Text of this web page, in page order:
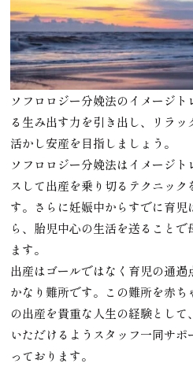
ソフロロジー分娩法のイメージ
る生み出す力を引き出し、リラ
活かし安産を目指しましょう。
ソフロロジー分娩法はイメージ
スして出産を乗り切るテクニック
す。さらに妊娠中からすでに育
ら、胎児中心の生活を送ること
ます。
出産はゴールではなく育児の通
かなり難所です。この難所を赤
の出産を貴重な人生の経験とし
いただけるようスタッフ一同サ
っております。